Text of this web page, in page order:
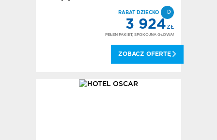
RABAT DZIECKO D
3 924ZŁ
PEŁEN PAKIET, SPOKOJNA GŁOWA!
ZOBACZ OFERTĘ